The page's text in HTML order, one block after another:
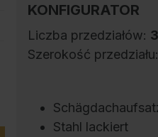
KONFIGURATOR
Liczba przedziałów: 3
Szerokość przedziału:
Stahl lackiert